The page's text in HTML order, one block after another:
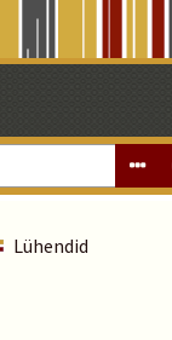
Lühendid